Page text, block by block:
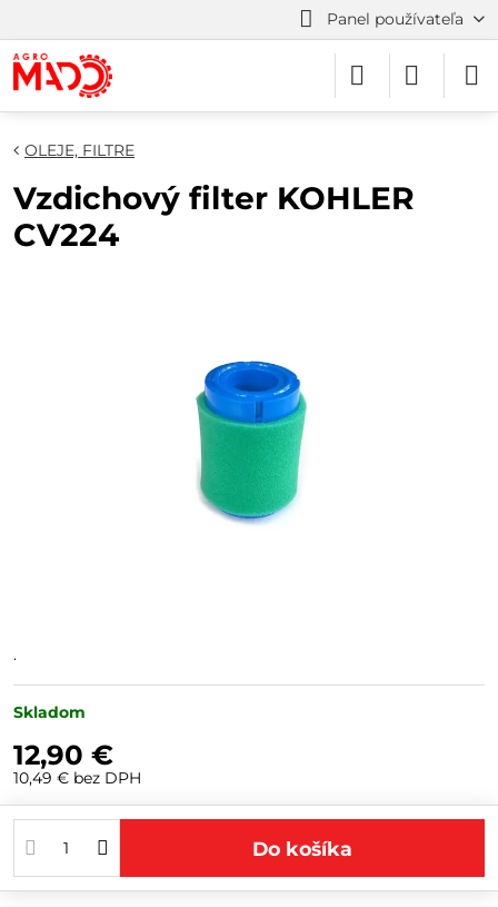
Panel používateľa
OLEJE, FILTRE
Vzdichový filter KOHLER
CV224
.
Skladom
12,90 €
10,49 € bez DPH
Do košíka